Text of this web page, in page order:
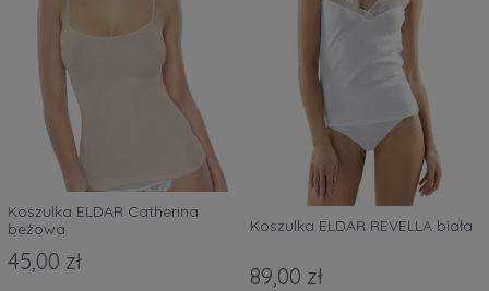
Koszulka ELDAR Catherina
beżowa
45,00 zł
Koszulka ELDAR REVELLA biała
89,00 zł